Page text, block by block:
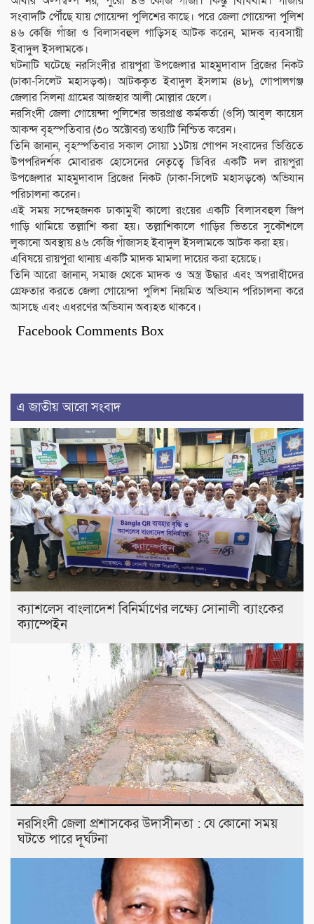
সংবাদটি পৌঁছে যায় গোয়েন্দা পুলিশের কাছে। পরে জেলা গোয়েন্দা পুলিশ
৪৬ কেজি গাঁজা ও বিলাসবহুল গাড়িসহ আটক করেন, মাদক ব্যবসায়ী
ইবাদুল ইসলামকে।
ঘটনাটি ঘটেছে নরসিংদীর রায়পুরা উপজেলার মাহমুদাবাদ ব্রিজের নিকট
(ঢাকা-সিলেট মহাসড়ক)। আটককৃত ইবাদুল ইসলাম (৪৮), গোপালগঞ্জ
জেলার সিলনা গ্রামের আজহার আলী মোল্লার ছেলে।
নরসিংদী জেলা গোয়েন্দা পুলিশের ভারপ্রাপ্ত কর্মকর্তা (ওসি) আবুল কায়েস
আকন্দ বৃহস্পতিবার (৩০ অক্টোবর) তথ্যটি নিশ্চিত করেন।
তিনি জানান, বৃহস্পতিবার সকাল সোয়া ১১টায় গোপন সংবাদের ভিত্তিতে
উপপরিদর্শক মোবারক হোসেনের নেতৃত্বে ডিবির একটি দল রায়পুরা
উপজেলার মাহমুদাবাদ ব্রিজের নিকট (ঢাকা-সিলেট মহাসড়কে) অভিযান
পরিচালনা করেন।
এই সময় সন্দেহজনক ঢাকামুখী কালো রংয়ের একটি বিলাসবহুল জিপ
গাড়ি থামিয়ে তল্লাশি করা হয়। তল্লাশিকালে গাড়ির ভিতরে সুকৌশলে
লুকানো অবস্থায় ৪৬ কেজি গাঁজাসহ ইবাদুল ইসলামকে আটক করা হয়।
এবিষয়ে রায়পুরা থানায় একটি মাদক মামলা দায়ের করা হয়েছে।
তিনি আরো জানান, সমাজ থেকে মাদক ও অস্ত্র উদ্ধার এবং অপরাধীদের
গ্রেফতার করতে জেলা গোয়েন্দা পুলিশ নিয়মিত অভিযান পরিচালনা করে
আসছে এবং এধরণের অভিযান অব্যহত থাকবে।
Facebook Comments Box
এ জাতীয় আরো সংবাদ
ক্যাশলেস বাংলাদেশ বিনির্মাণের লক্ষ্যে সোনালী ব্যাংকের
ক্যাম্পেইন
নরসিংদী জেলা প্রশাসকের উদাসীনতা : যে কোনো সময়
ঘটতে পারে দূর্ঘটনা